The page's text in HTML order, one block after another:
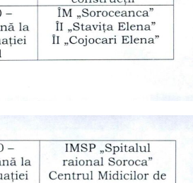
Ședința ordinară a Consiliului
raional Soroca din 06 mai 2026
mai 6, 2026
patrimoniului a Consiliului
raional Soroca din 05 mai 2026